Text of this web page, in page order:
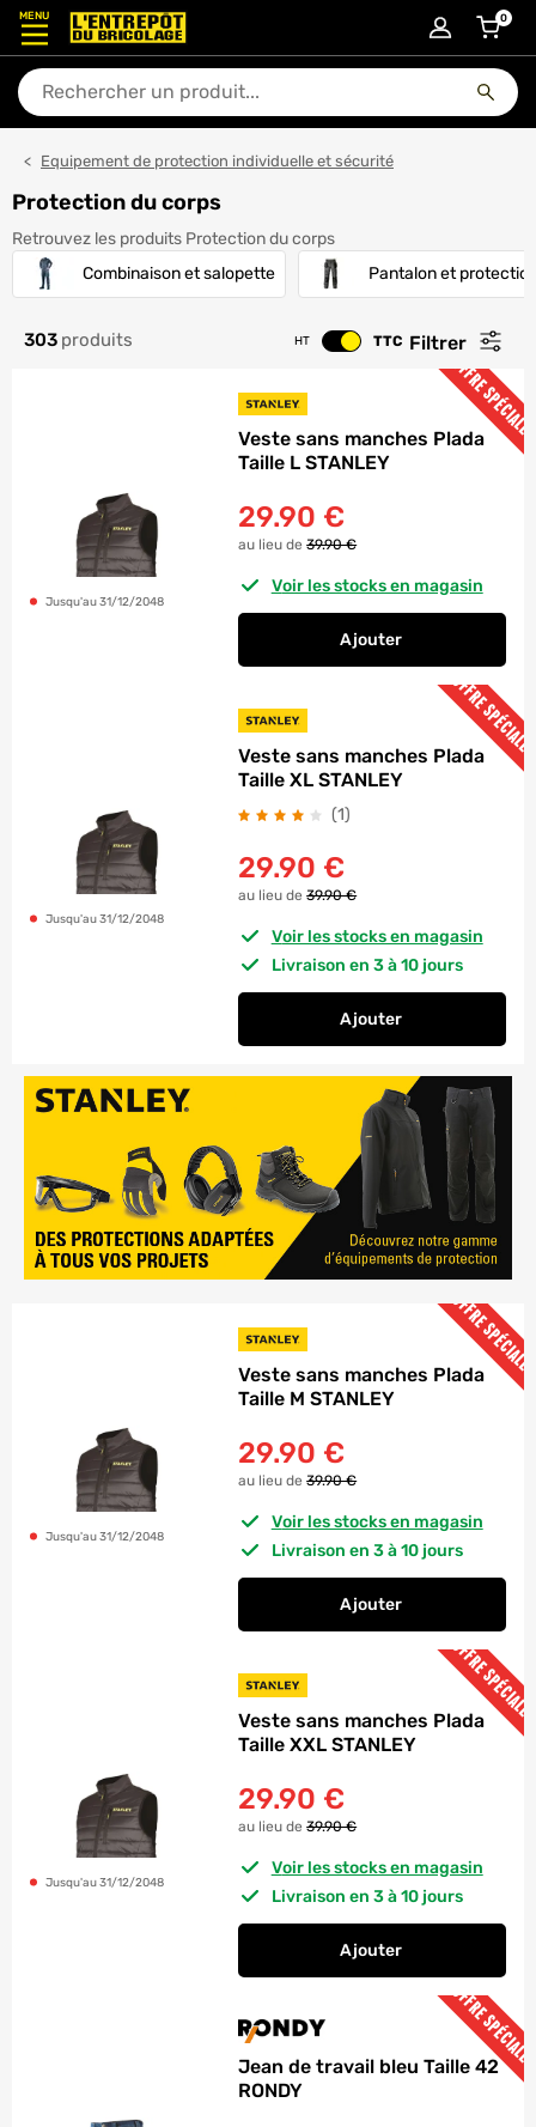
MENU
En quoi puis-je vous aider ?
0article
Equipement de protection individuelle et sécurité
Protection du corps
Retrouvez les produits Protection du corps
Combinaison et salopette
Pantalon et
303 produits HT Changer le prix
TTC Filtrer
OFFRE SPÉCIALE
Jusqu'au 31/12/2048
Veste sans manches Plada
Taille L STANLEY
29.90 €
au lieu de39.90 €
Voir les stocks en magasin
Ajouter
Veste sans
OFFRE SPÉCIALE
Jusqu'au 31/12/2048
Veste sans manches Plada
Taille XL STANLEY
(1)
29.90 €
au lieu de39.90 €
Voir les stocks en magasin
Livraison en 3 à 10 jours
Ajouter
Veste sans
OFFRE SPÉCIALE
Jusqu'au 31/12/2048
Veste sans manches Plada
Taille M STANLEY
29.90 €
au lieu de39.90 €
Voir les stocks en magasin
Livraison en 3 à 10 jours
Ajouter
Veste sans
OFFRE SPÉCIALE
Jusqu'au 31/12/2048
Veste sans manches Plada
Taille XXL STANLEY
29.90 €
au lieu de39.90 €
Voir les stocks en magasin
Livraison en 3 à 10 jours
Ajouter
Veste sans
OFFRE SPÉCIALE
Jean de travail bleu Taille 42
RONDY